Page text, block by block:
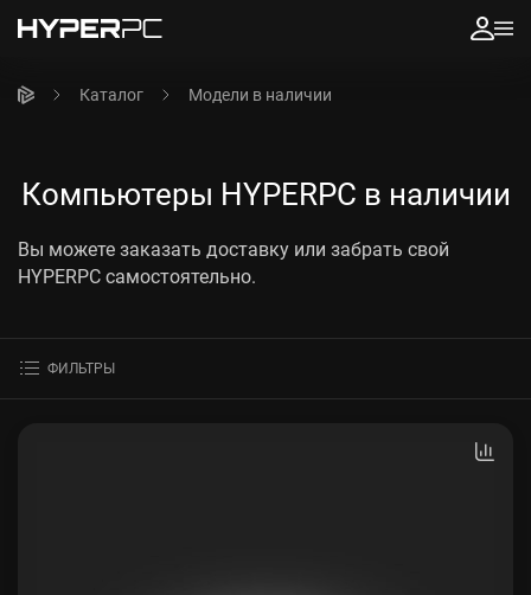
Каталог Модели в наличии
Компьютеры HYPERPC в наличии
Вы можете заказать доставку или забрать свой
HYPERPC самостоятельно.
ФИЛЬТРЫ